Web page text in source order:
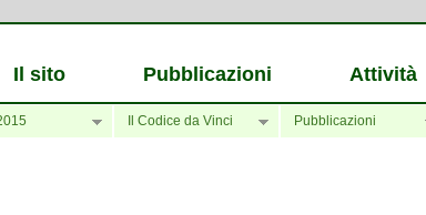
Il sito Pubblicazioni Attività
Il Codice da Vinci Pubblicazioni